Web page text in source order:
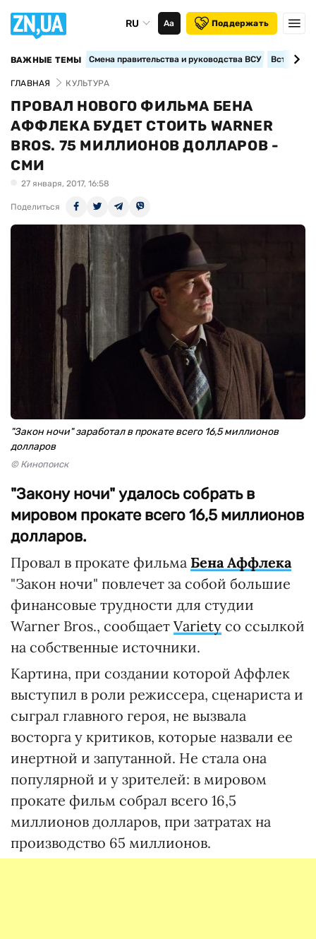
RU Аа Поддержать
ВАЖНЫЕ ТЕМЫ Смена правительства и руководства ВСУ
ГЛАВНАЯ КУЛЬТУРА
ПРОВАЛ НОВОГО ФИЛЬМА БЕНА
АФФЛЕКА БУДЕТ СТОИТЬ WARNER
BROS. 75 МИЛЛИОНОВ ДОЛЛАРОВ -
СМИ
27 января, 2017, 16:58
Поделиться
"Закон ночи" заработал в прокате всего 16,5 миллионов
долларов
© Кинопоиск
"Закону ночи" удалось собрать в
мировом прокате всего 16,5 миллионов
долларов.
Провал в прокате фильма Бена Аффлека
"Закон ночи" повлечет за собой большие
финансовые трудности для студии
Warner Bros., сообщает Variety со ссылкой
на собственные источники.
Картина, при создании которой Аффлек
выступил в роли режиссера, сценариста и
сыграл главного героя, не вызвала
восторга у критиков, которые назвали ее
инертной и запутанной. Не стала она
популярной и у зрителей: в мировом
прокате фильм собрал всего 16,5
миллионов долларов, при затратах на
производство 65 миллионов.